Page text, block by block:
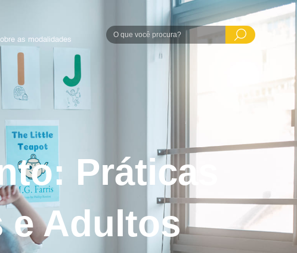
as modalidades
Práticas
e Adultos